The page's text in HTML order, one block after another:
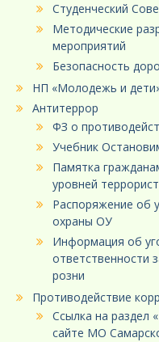
Студенческий
Методические
мероприятий
Безопасность
НП «Молодежь и
Антитеррор
ФЗ о
Учебник
Памятка
уровней
Распоряжение об
охраны ОУ
Информация об
ответственности
розни
Противодействие
Ссылка на раздел
сайте МО